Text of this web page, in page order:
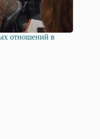
отношений в